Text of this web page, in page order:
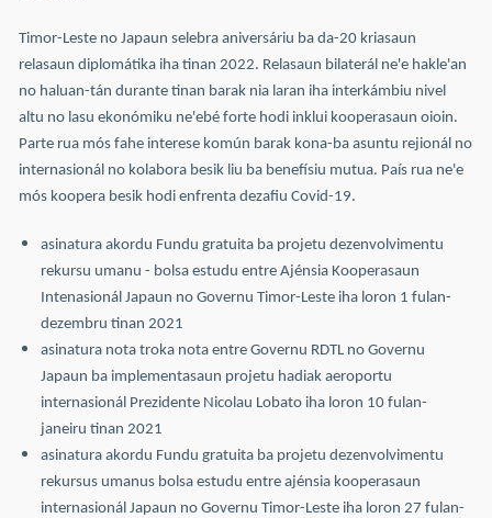
Timor-Leste no Japaun selebra aniversáriu ba da-20 kriasaun
relasaun diplomátika iha tinan 2022. Relasaun bilaterál ne'e hakle'an
no haluan-tán durante tinan barak nia laran iha interkámbiu nivel
altu no lasu ekonómiku ne'ebé forte hodi inklui kooperasaun oioin.
Parte rua mós fahe interese komún barak kona-ba asuntu rejionál no
internasionál no kolabora besik liu ba benefísiu mutua. País rua ne'e
mós koopera besik hodi enfrenta dezafiu Covid-19.
asinatura akordu Fundu gratuita ba projetu dezenvolvimentu
rekursu umanu - bolsa estudu entre Ajénsia Kooperasaun
Intenasionál Japaun no Governu Timor-Leste iha loron 1 fulan-
dezembru tinan 2021
asinatura nota troka nota entre Governu RDTL no Governu
Japaun ba implementasaun projetu hadiak aeroportu
internasionál Prezidente Nicolau Lobato iha loron 10 fulan-
janeiru tinan 2021
asinatura akordu Fundu gratuita ba projetu dezenvolvimentu
rekursus umanus bolsa estudu entre ajénsia kooperasaun
internasionál Japaun no Governu Timor-Leste iha loron 27 fulan-